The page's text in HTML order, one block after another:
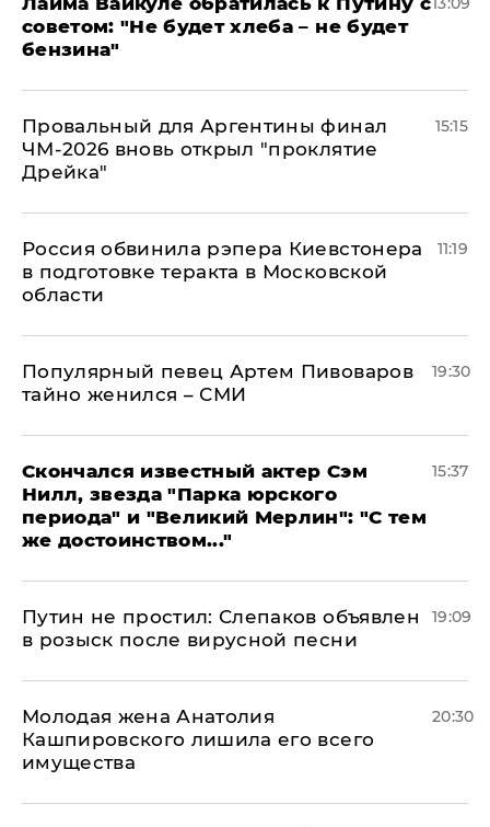
советом: "Не будет хлеба – не будет
бензина"
Провальный для Аргентины финал
ЧМ-2026 вновь открыл "проклятие
Дрейка"
15:15
Россия обвинила рэпера Киевстонера
в подготовке теракта в Московской
области
11:19
Популярный певец Артем Пивоваров
тайно женился – СМИ
19:30
Скончался известный актер Сэм
Нилл, звезда "Парка юрского
периода" и "Великий Мерлин": "С тем
же достоинством..."
15:37
Путин не простил: Слепаков объявлен
в розыск после вирусной песни
19:09
Молодая жена Анатолия
Кашпировского лишила его всего
имущества
20:30